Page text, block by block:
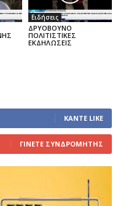
Ειδήσεις
ΔΡΥΟΒΟΥΝΟ
ΠΟΛΙΤΙΣΤΙΚΕΣ
ΕΚΔΗΛΩΣΕΙΣ
ΚΆΝΤΕ LIKE
ΓΊΝΕΤΕ ΣΥΝΔΡΟΜΗΤΉΣ